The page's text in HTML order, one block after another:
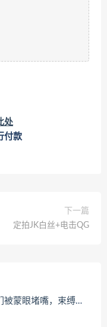
处
付款
下一篇
定拍JK白丝+电击QG
，束缚方法更是升级！